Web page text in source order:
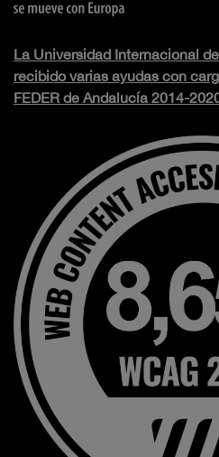
La Universidad Internacional
recibido varias ayudas con
FEDER de Andalucía 2014-